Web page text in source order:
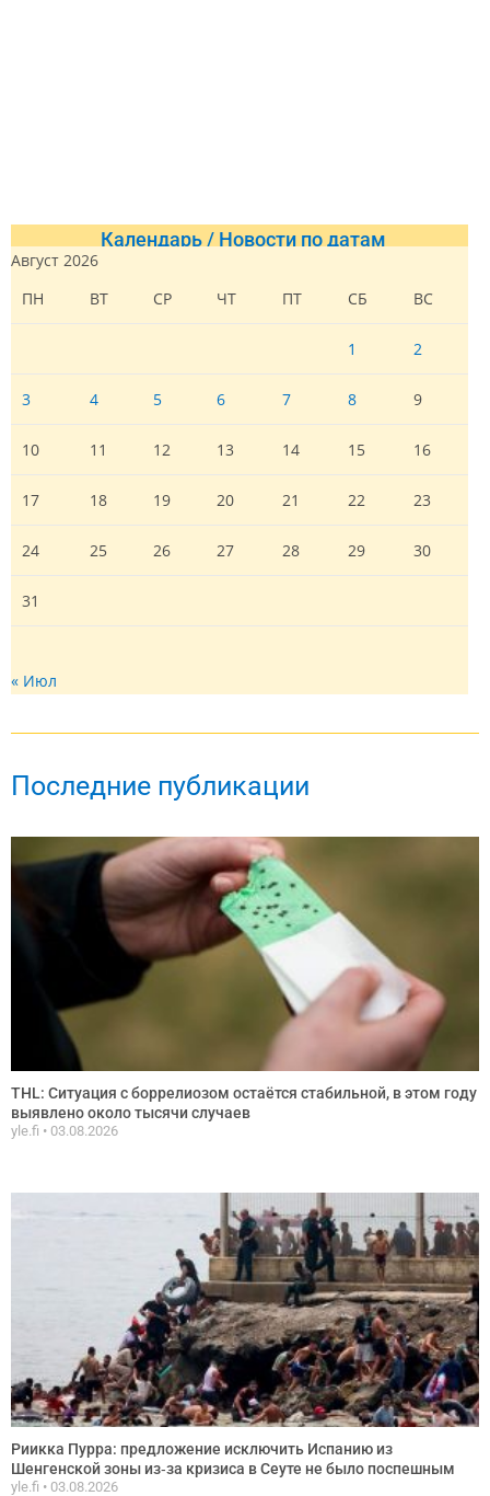
Календарь / Новости по датам
Август 2026
ПН
ВТ СР ЧТ ПТ СБ ВС
1 2
3 4 5 6 7 8 9
10 11 12 13 14 15 16
17 18 19 20 21 22 23
24 25 26 27 28 29 30
31
« Июл
Последние публикации
THL: Ситуация с боррелиозом остаётся стабильной, в этом году
выявлено около тысячи случаев
yle.fi 03.08.2026
Риикка Пурра: предложение исключить Испанию из
Шенгенской зоны из‑за кризиса в Сеуте не было поспешным
yle.fi 03.08.2026